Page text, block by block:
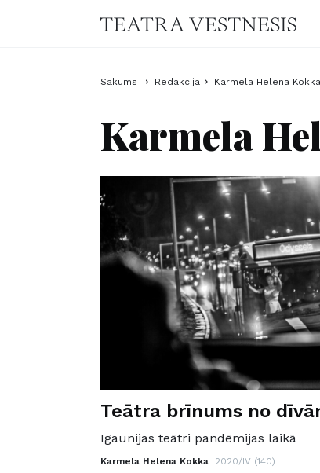
Sākums Redakcija Karmela Helena Kokka
Karmela
Teātra brīnums no
Igaunijas teātri pandēmijas laikā
Karmela Helena Kokka 2020/IV (140)